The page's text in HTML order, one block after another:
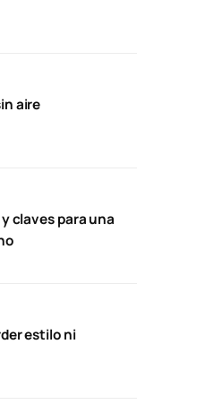
aire
claves para una
estilo ni